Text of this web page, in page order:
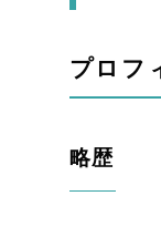
プロフ
略歴